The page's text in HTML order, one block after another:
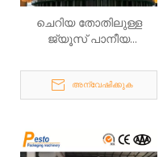
ചെറിയ തോതിലുള്ള
ജ്യൂസ് പാനീയ
ഉപകരണങ്ങൾ
അന്വേഷിക്കുക